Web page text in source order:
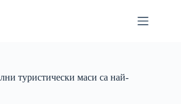
туристически маси са най-